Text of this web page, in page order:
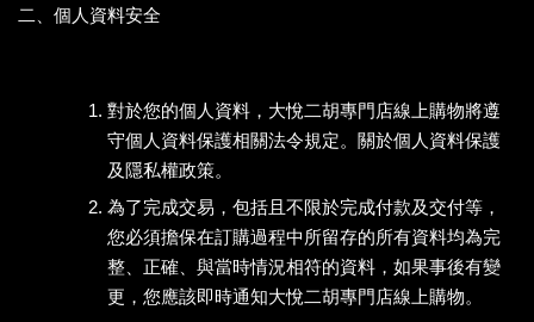
二、個人資料安全
對於您的個人資料，大悅二胡專門店線上購物將遵
守個人資料保護相關法令規定。關於個人資料保護
及隱私權政策。
為了完成交易，包括且不限於完成付款及交付等，
您必須擔保在訂購過程中所留存的所有資料均為完
整、正確、與當時情況相符的資料，如果事後有變
更，您應該即時通知大悅二胡專門店線上購物。